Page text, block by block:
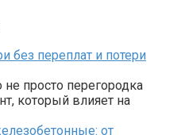
переплат и потери
просто перегородка
который влияет на
от